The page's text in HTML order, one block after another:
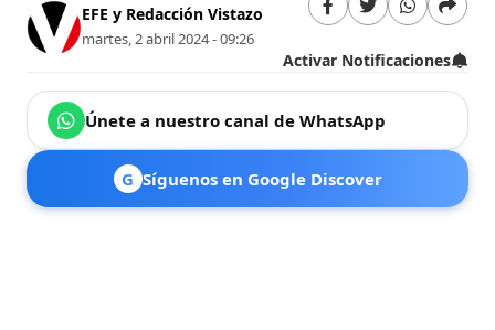
EFE y Redacción Vistazo
martes, 2 abril 2024 - 09:26
Activar Notificaciones
Únete a nuestro canal de WhatsApp
G Síguenos en Google Discover